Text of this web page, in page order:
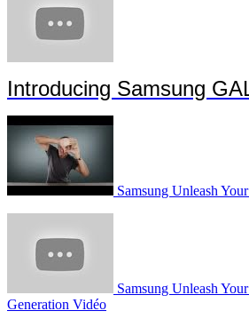
Introducing Samsung
Samsung Unleash
Samsung Unleash
Generation Vidéo